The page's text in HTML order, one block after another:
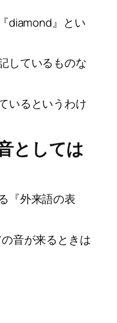
diamond』とい
しているものな
いるというわけ
としては
『外来語の表
音が来るときは